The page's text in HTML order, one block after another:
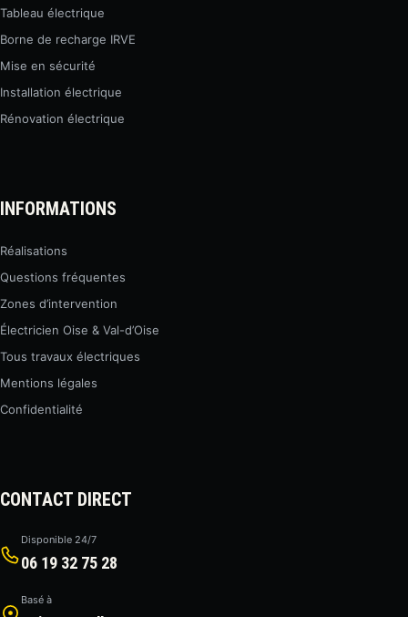
Tableau électrique
Borne de recharge IRVE
Mise en sécurité
Installation électrique
Rénovation électrique
INFORMATIONS
Réalisations
Questions fréquentes
Zones d’intervention
Électricien Oise & Val-d’Oise
Tous travaux électriques
Mentions légales
Confidentialité
CONTACT DIRECT
Disponible 24/7
06 19 32 75 28
Basé à